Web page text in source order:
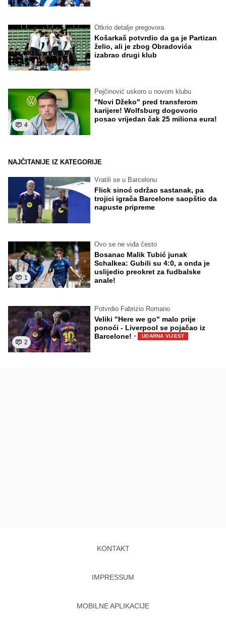
Otkrio detalje pregovora
Košarkaš potvrdio da ga je Partizan
želio, ali je zbog Obradovića
izabrao drugi klub
4
Pejčinović uskoro u novom klubu
"Novi Džeko" pred transferom
karijere! Wolfsburg dogovorio
posao vrijedan čak 25 miliona eura!
NAJČITANIJE IZ KATEGORIJE
Vratili se u Barcelonu
Flick sinoć održao sastanak, pa
trojici igrača Barcelone saopštio da
napuste pripreme
1
Ovo se ne viđa često
Bosanac Malik Tubić junak
Schalkea: Gubili su 4:0, a onda je
uslijedio preokret za fudbalske
anale!
2
Potvrdio Fabrizio Romano
Veliki "Here we go" malo prije
ponoći - Liverpool se pojačao iz
Barcelone! · UDARNA VIJEST
KONTAKT
IMPRESSUM
MOBILNE APLIKACIJE